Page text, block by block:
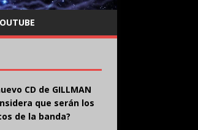
CD de GILLMAN
que serán los
de la banda?